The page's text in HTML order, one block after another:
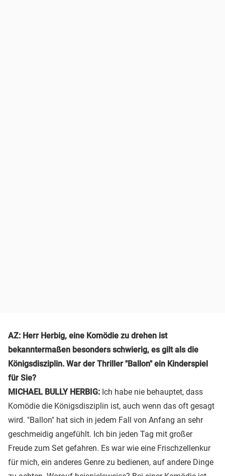
AZ: Herr Herbig, eine Komödie zu drehen ist
bekanntermaßen besonders schwierig, es gilt als die
Königsdisziplin. War der Thriller "Ballon" ein Kinderspiel
für Sie?
MICHAEL BULLY HERBIG: Ich habe nie behauptet, dass
Komödie die Königsdisziplin ist, auch wenn das oft gesagt
wird. "Ballon" hat sich in jedem Fall von Anfang an sehr
geschmeidig angefühlt. Ich bin jeden Tag mit großer
Freude zum Set gefahren. Es war wie eine Frischzellenkur
für mich, ein anderes Genre zu bedienen, auf andere Dinge